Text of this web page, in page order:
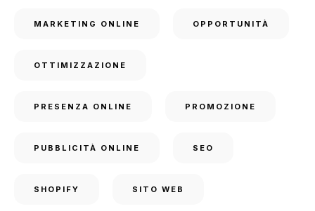
MARKETING ONLINE OPPORTUNITÀ
OTTIMIZZAZIONE
PRESENZA ONLINE PROMOZIONE
PUBBLICITÀ ONLINE SEO
SHOPIFY SITO WEB